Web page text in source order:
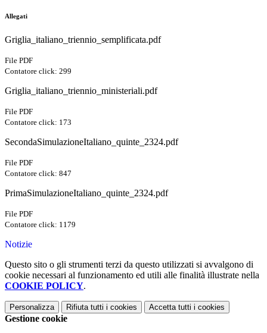
Allegati
Griglia_italiano_triennio_semplificata.pdf
File PDF
Contatore click: 299
Griglia_italiano_triennio_ministeriali.pdf
File PDF
Contatore click: 173
SecondaSimulazioneItaliano_quinte_2324.pdf
File PDF
Contatore click: 847
PrimaSimulazioneItaliano_quinte_2324.pdf
File PDF
Contatore click: 1179
Notizie
Questo sito o gli strumenti terzi da questo utilizzati si avvalgono di
cookie necessari al funzionamento ed utili alle finalità illustrate nella
COOKIE POLICY.
Personalizza Rifiuta tutti i cookies Accetta tutti i cookies
Gestione cookie